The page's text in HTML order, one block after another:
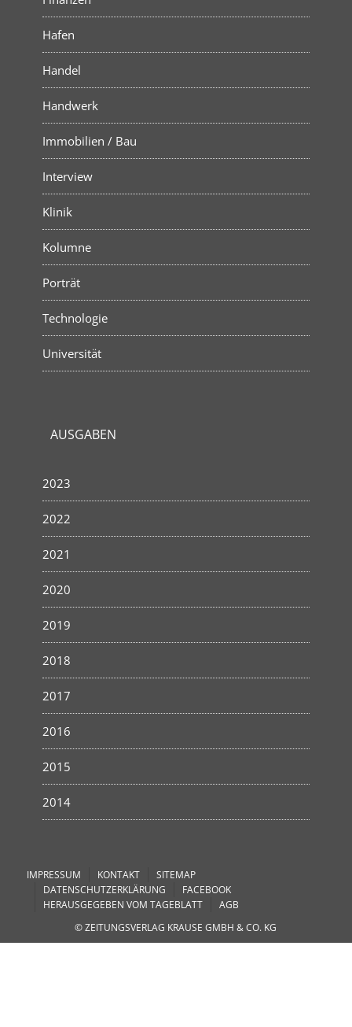
Hafen
Handel
Handwerk
Immobilien / Bau
Interview
Klinik
Kolumne
Porträt
Technologie
Universität
AUSGABEN
2023
2022
2021
2020
2019
2018
2017
2016
2015
2014
IMPRESSUM KONTAKT
SITEMAP
DATENSCHUTZERKLÄRUNG
FACEBOOK
HERAUSGEGEBEN VOM TAGEBLATT
AGB
© ZEITUNGSVERLAG KRAUSE GMBH & CO. KG